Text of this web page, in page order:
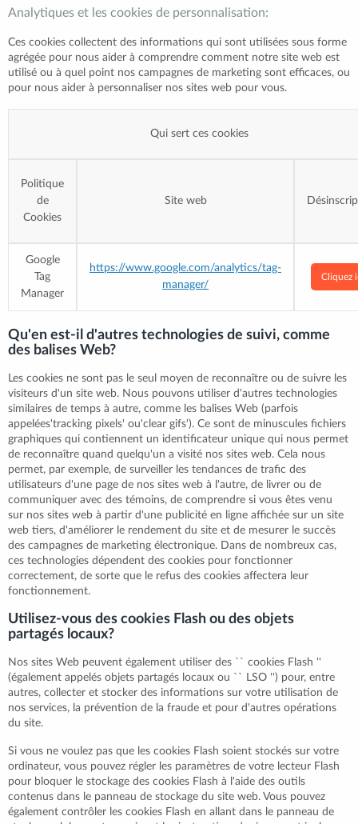
Analytiques et les cookies de personnalisation:
Ces cookies collectent des informations qui sont utilisées sous forme
agrégée pour nous aider à comprendre comment notre site web est
utilisé ou à quel point nos campagnes de marketing sont efficaces, ou
pour nous aider à personnaliser nos sites web pour vous.
Qui sert ces cookies
Politique
de
Cookies
Site web
Google
Tag
Manager
https://www.google.com/analytics/tag-
manager/
Cliquez
Qu'en est-il d'autres technologies de suivi, comme
des balises Web?
Les cookies ne sont pas le seul moyen de reconnaître ou de suivre les
visiteurs d'un site web. Nous pouvons utiliser d'autres technologies
similaires de temps à autre, comme les balises Web (parfois
appelées'tracking pixels' ou'clear gifs'). Ce sont de minuscules fichiers
graphiques qui contiennent un identificateur unique qui nous permet
de reconnaître quand quelqu'un a visité nos sites web. Cela nous
permet, par exemple, de surveiller les tendances de trafic des
utilisateurs d'une page de nos sites web à l'autre, de livrer ou de
communiquer avec des témoins, de comprendre si vous êtes venu
sur nos sites web à partir d'une publicité en ligne affichée sur un site
web tiers, d'améliorer le rendement du site et de mesurer le succès
des campagnes de marketing électronique. Dans de nombreux cas,
ces technologies dépendent des cookies pour fonctionner
correctement, de sorte que le refus des cookies affectera leur
fonctionnement.
Utilisez-vous des cookies Flash ou des objets
partagés locaux?
Nos sites Web peuvent également utiliser des `` cookies Flash ''
(également appelés objets partagés locaux ou `` LSO '') pour, entre
autres, collecter et stocker des informations sur votre utilisation de
nos services, la prévention de la fraude et pour d'autres opérations
du site.
Si vous ne voulez pas que les cookies Flash soient stockés sur votre
ordinateur, vous pouvez régler les paramètres de votre lecteur Flash
pour bloquer le stockage des cookies Flash à l'aide des outils
contenus dans le panneau de stockage du site web. Vous pouvez
également contrôler les cookies Flash en allant dans le panneau de